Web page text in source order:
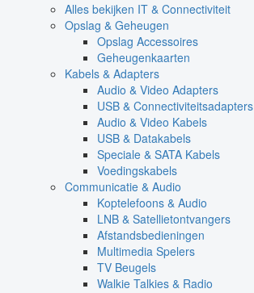
Alles bekijken IT & Connectiviteit
Opslag & Geheugen
Opslag Accessoires
Geheugenkaarten
Kabels & Adapters
Audio & Video Adapters
USB & Connectiviteitsadapters
Audio & Video Kabels
USB & Datakabels
Speciale & SATA Kabels
Voedingskabels
Communicatie & Audio
Koptelefoons & Audio
LNB & Satellietontvangers
Afstandsbedieningen
Multimedia Spelers
TV Beugels
Walkie Talkies & Radio